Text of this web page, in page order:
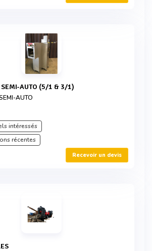
SEMI-AUTO (5/1 & 3/1)
AUTO
intéressés
récentes
Recevoir un devis